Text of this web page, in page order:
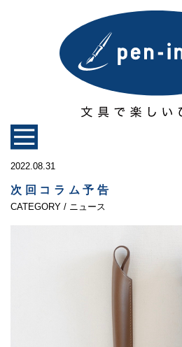
2022.08.31
次回コラム予告
CATEGORY / ニュース